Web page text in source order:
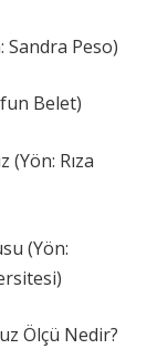
Sandra Peso)
Belet)
Rıza
(Yön:
Ölçü Nedir?